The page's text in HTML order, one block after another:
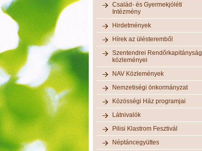
Család- és Gyermekjóléti
Intézmény
Hirdetmények
Hírek az ülésteremből
Szentendrei Rendőrkapitányság
közleményei
NAV Közlemények
Nemzetiségi önkormányzat
Közösségi Ház programjai
Látnivalók
Pilisi Klastrom Fesztivál
Néptáncegyüttes